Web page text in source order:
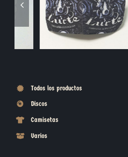
Blasón Piedra
Todos los productos
Discos
Camisetas
Varios